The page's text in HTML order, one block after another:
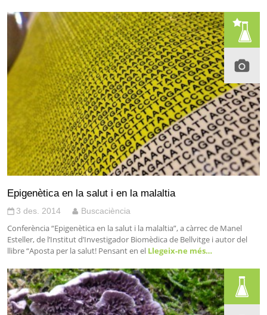
Epigenètica en la salut i en la malaltia
3 des. 2014 Buscaciència
Conferència “Epigenètica en la salut i la malaltia”, a càrrec de Manel
Esteller, de l’Institut d’Investigador Biomèdica de Bellvitge i autor del
llibre “Aposta per la salut! Pensant en el Llegeix-ne més…